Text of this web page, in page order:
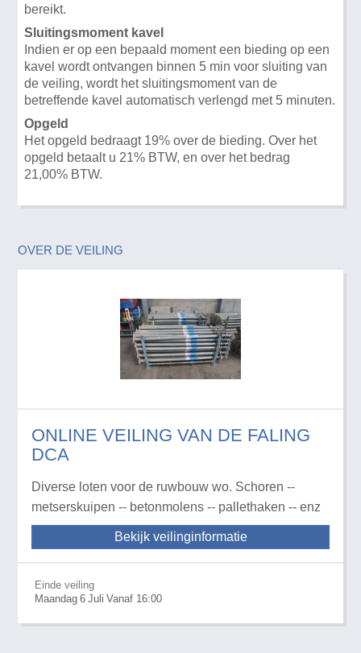
bereikt.
Sluitingsmoment kavel
Indien er op een bepaald moment een bieding op een
kavel wordt ontvangen binnen 5 min voor sluiting van
de veiling, wordt het sluitingsmoment van de
betreffende kavel automatisch verlengd met 5 minuten.
Opgeld
Het opgeld bedraagt 19% over de bieding. Over het
opgeld betaalt u 21% BTW, en over het bedrag
21,00% BTW.
OVER DE VEILING
ONLINE VEILING VAN DE FALING
DCA
Diverse loten voor de ruwbouw wo. Schoren --
metserskuipen -- betonmolens -- pallethaken -- enz
Bekijk veilinginformatie
Einde veiling
Maandag 6 Juli Vanaf 16:00